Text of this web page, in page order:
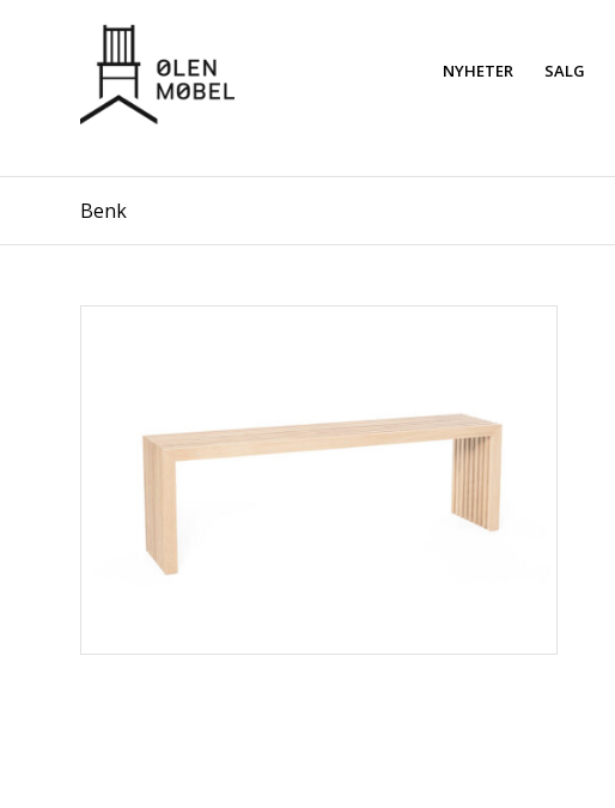
NYHETER SALG
Benk